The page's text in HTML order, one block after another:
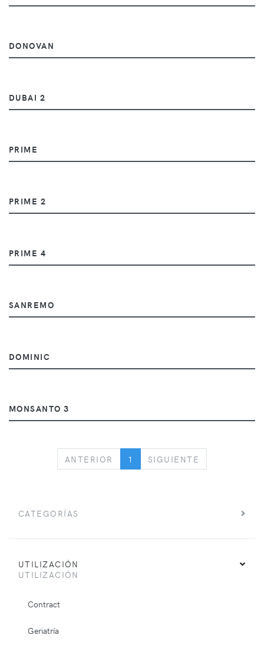
DONOVAN
DUBAI 2
PRIME
PRIME 2
PRIME 4
SANREMO
DOMINIC
MONSANTO 3
ANTERIOR PREVIOUS
1 SIGUIENTE
CATEGORÍAS
UTILIZACIÓN
UTILIZACIÓN
Contract
Geriatría